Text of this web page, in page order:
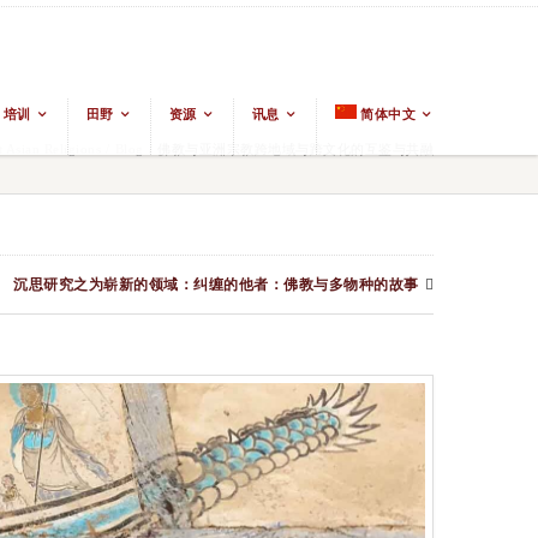
培训 田野 资源 讯息 简体中文
Religions / 佛教与亚洲宗教跨地域与跨文化的互鉴与共融
沉思研究之为崭新的领域：纠缠的他者：佛教与多物种的故事